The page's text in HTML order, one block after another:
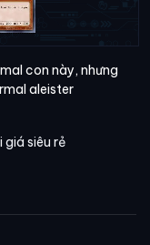
con này, nhưng
aleister
siêu rẻ